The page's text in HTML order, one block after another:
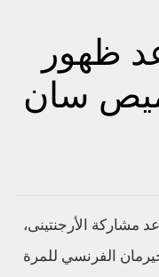
ظهور
سان
الأرجنتينى،
الفرنسي للمرة